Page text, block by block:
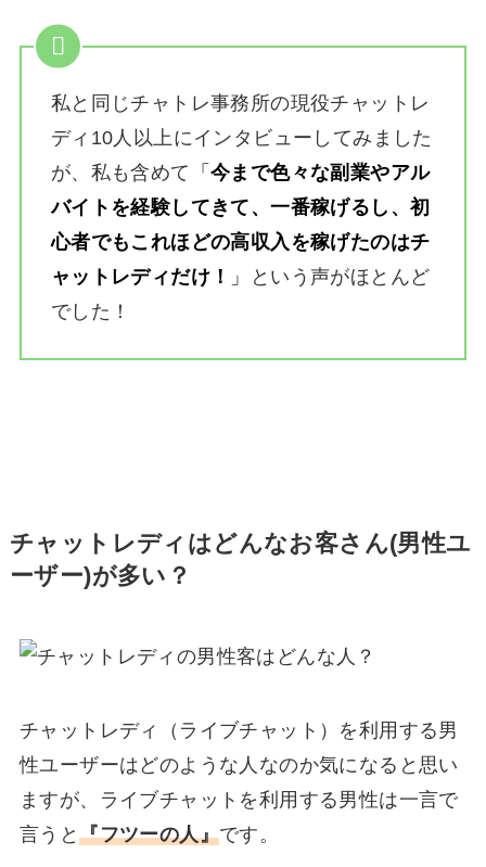
私と同じチャトレ事務所の現役チャットレ
ディ10人以上にインタビューしてみました
が、私も含めて
「今まで色々な副業やアル
バイトを経験してきて、一番稼げるし、初
心者でもこれほどの高収入を稼げたのはチ
ャットレディだけ！
」
という声がほとんど
でした！
チャットレディはどんなお客さん(男性ユ
ーザー)が多い？
チャットレディ（ライブチャット）を利用する男
性ユーザーはどのような人なのか気になると思い
ますが、ライブチャットを利用する男性は一言で
言うと『フツーの人』です。